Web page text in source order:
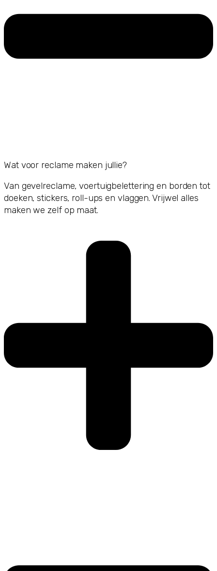
Wat voor reclame maken jullie?
Van gevelreclame, voertuigbelettering en borden tot
doeken, stickers, roll-ups en vlaggen. Vrijwel alles
maken we zelf op maat.